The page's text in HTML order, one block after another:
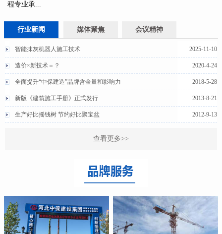
程专业承...
行业新闻 媒体聚焦 会议精神
智能抹灰机器人施工技术 2025-11-10
造价×新技术＝？ 2020-4-24
全面提升“中保建造”品牌含金量和影响力 2018-5-28
新版《建筑施工手册》正式发行 2013-8-21
生产好比摇钱树 节约好比聚宝盆 2012-9-13
查看更多>>